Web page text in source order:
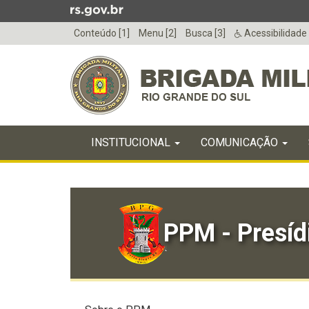
para
menu
Conteúdo [1] Menu [2] Busca [3] Acessibilidade
do
menu
INICIAL
INSTITUCIONAL COMUNICAÇÃO
PPM -